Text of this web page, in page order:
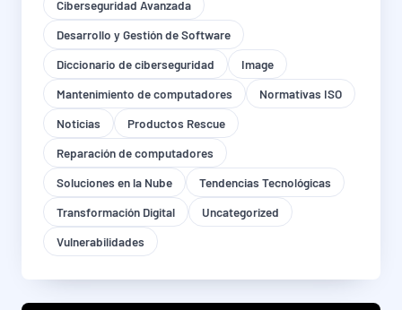
Ciberseguridad Avanzada
Desarrollo y Gestión de Software
Diccionario de ciberseguridad
Image
Mantenimiento de computadores
Normativas ISO
Noticias
Productos Rescue
Reparación de computadores
Soluciones en la Nube
Tendencias Tecnológicas
Transformación Digital
Uncategorized
Vulnerabilidades